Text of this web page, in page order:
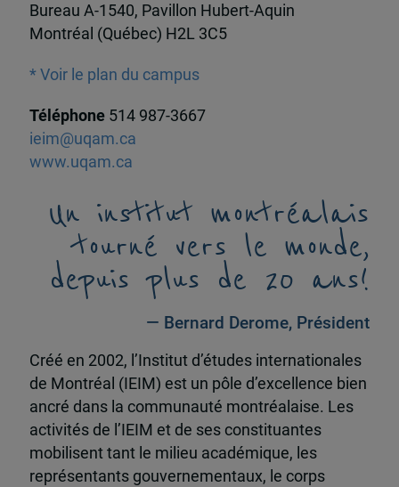
Bureau A-1540, Pavillon Hubert-Aquin
Montréal (Québec) H2L 3C5
* Voir le plan du campus
Téléphone 514 987-3667
ieim@uqam.ca
www.uqam.ca
Un institut montréalais
tourné vers le monde,
depuis plus de 20 ans!
— Bernard Derome, Président
Créé en 2002, l’Institut d’études internationales
de Montréal (IEIM) est un pôle d’excellence bien
ancré dans la communauté montréalaise. Les
activités de l’IEIM et de ses constituantes
mobilisent tant le milieu académique, les
représentants gouvernementaux, le corps